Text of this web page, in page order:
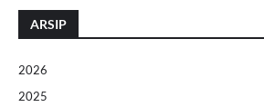
ARSIP
2026
2025